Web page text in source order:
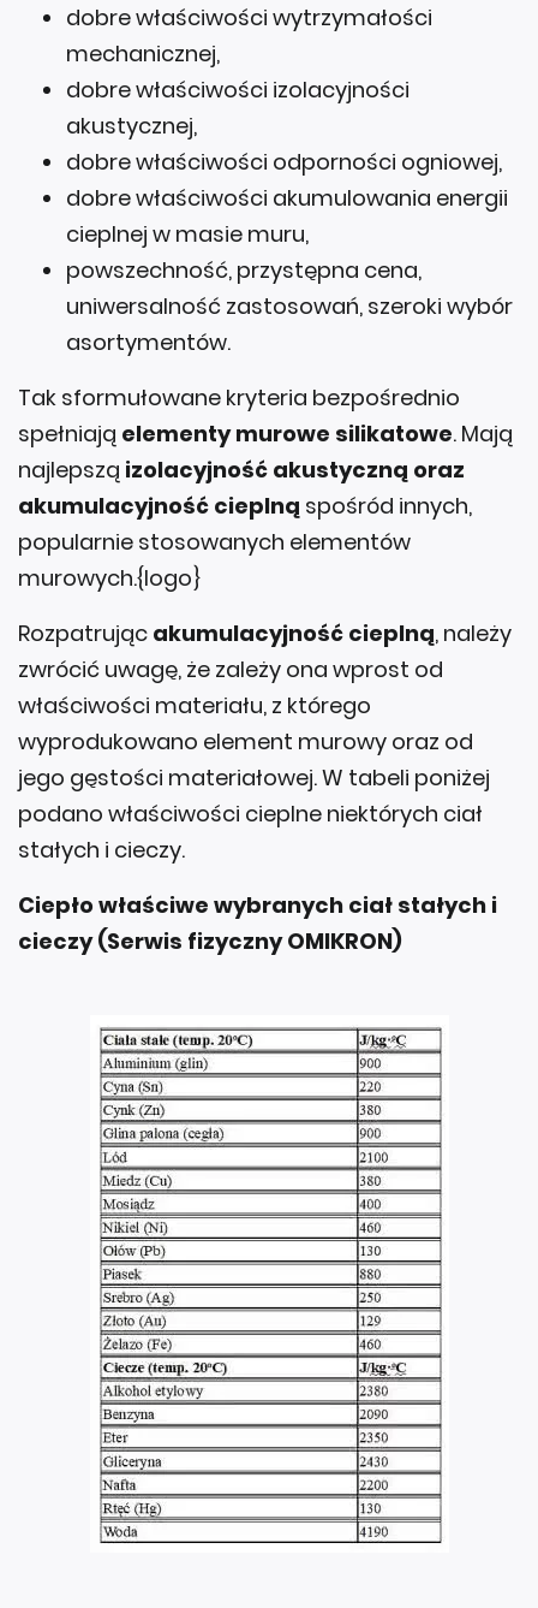
dobre właściwości wytrzymałości
mechanicznej,
dobre właściwości izolacyjności
akustycznej,
dobre właściwości odporności ogniowej,
dobre właściwości akumulowania energii
cieplnej w masie muru,
powszechność, przystępna cena,
uniwersalność zastosowań, szeroki wybór
asortymentów.
Tak sformułowane kryteria bezpośrednio
spełniają elementy murowe silikatowe. Mają
najlepszą izolacyjność akustyczną oraz
akumulacyjność cieplną spośród innych,
popularnie stosowanych elementów
murowych.{logo}
Rozpatrując akumulacyjność cieplną, należy
zwrócić uwagę, że zależy ona wprost od
właściwości materiału, z którego
wyprodukowano element murowy oraz od
jego gęstości materiałowej. W tabeli poniżej
podano właściwości cieplne niektórych ciał
stałych i cieczy.
Ciepło właściwe wybranych ciał stałych i
cieczy (Serwis fizyczny OMIKRON)